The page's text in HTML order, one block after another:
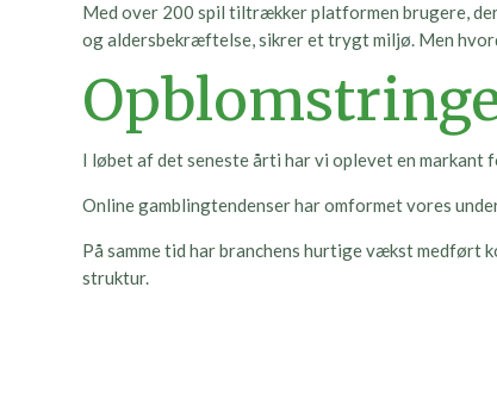
Med over 200 spil tiltrækker platformen brugere,
og aldersbekræftelse, sikrer et trygt miljø. Men
I løbet af det seneste årti har vi oplevet en
Online gamblingtendenser har omformet vores
På samme tid har branchens hurtige vækst
struktur.